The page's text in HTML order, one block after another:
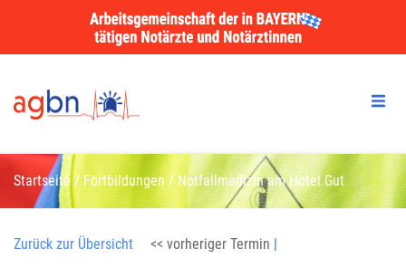
Startseite/ Fortbildungen /Notfallmedizin am Hotel Gut
Schmelmerhof 2026
Zurück zur Übersicht << vorheriger Termin |